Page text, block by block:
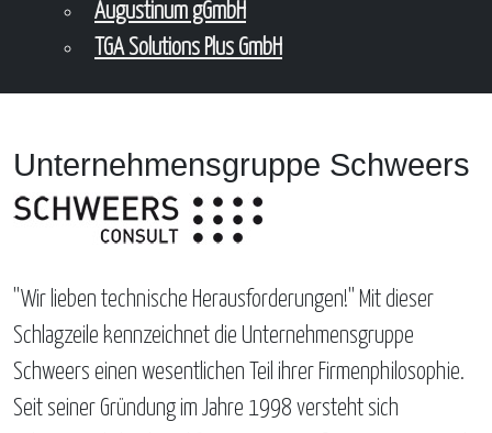
Augustinum gGmbH
TGA Solutions Plus GmbH
Unternehmensgruppe Schweers
"Wir lieben technische Herausforderungen!" Mit dieser
Schlagzeile kennzeichnet die Unternehmensgruppe
Schweers einen wesentlichen Teil ihrer Firmenphilosophie.
Seit seiner Gründung im Jahre 1998 versteht sich